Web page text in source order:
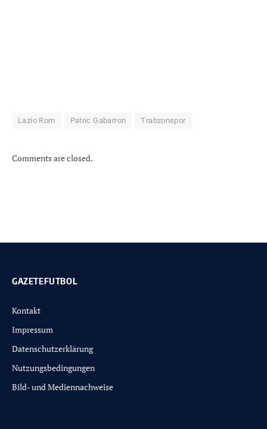
Lazio Rom Patric Gabarron Trabzonspor
Comments are closed.
GAZETEFUTBOL
Kontakt
Impressum
Datenschutzerklärung
Nutzungsbedingungen
Bild- und Mediennachweise